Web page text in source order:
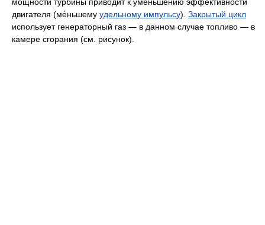
мощности турбины приводит к уменьшению эффективности
двигателя (ме́ньшему удельному импульсу). Закрытый цикл
использует генераторный газ — в данном случае топливо — в
камере сгорания (см. рисунок).